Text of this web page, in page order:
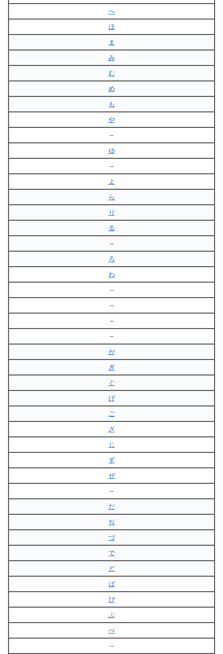
へ
ほ
ま
み
む
め
も
や
–
ゆ
–
よ
ら
り
る
–
ろ
わ
–
–
–
–
が
ぎ
ぐ
げ
ご
ざ
じ
ず
ぜ
–
だ
ぢ
づ
で
ど
ば
び
ぶ
べ
–